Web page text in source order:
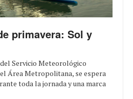
primavera: Sol y
Servicio Meteorológico
Área Metropolitana, se espera
toda la jornada y una marca